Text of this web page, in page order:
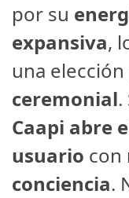
por su
expansiva,
una
ceremonial.
Caapi abre
usuario con
conciencia.